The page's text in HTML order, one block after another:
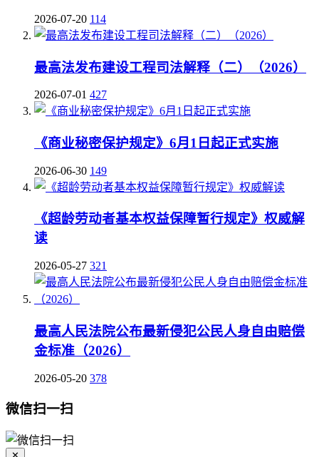
2026-07-20 114
最高法发布建设工程司法解释（二）（2026）
2026-07-01 427
《商业秘密保护规定》6月1日起正式实施
2026-06-30 149
《超龄劳动者基本权益保障暂行规定》权威解
读
2026-05-27 321
最高人民法院公布最新侵犯公民人身自由赔偿
金标准（2026）
2026-05-20 378
微信扫一扫